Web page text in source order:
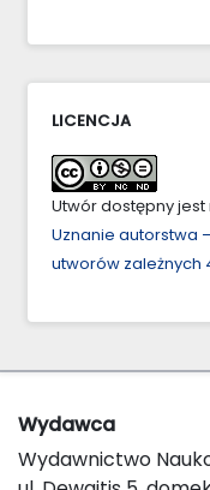
LICENCJA
Utwór dostępny jest
Uznanie autorstwa
utworów zależnych
Wydawca
Wydawnictwo